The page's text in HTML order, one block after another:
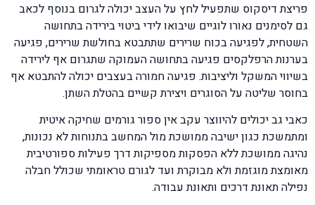
פריצת דיסקוס שתפעיל לחץ על העצב יכולה לגרום בנוסף לכאב
גם לסימנים נאורו לוגיים שיבואו לידי ביטוי בירידה בתחושה
השטחית, לפגיעה בכוח שרירים שתתבטא בחולשת שרירים, פגיעה
בערנות הרפלקסים פגיעה בתחושה העמוקה שתגרום אף לירידה
בשיווי המשקל וליציבות. פגיעה חמורה בעצבים יכולה להתבטא אף
בחוסר שליטה על הסוגרים ויצירת קשיים בהטלת השתן.
כאבי גב יכולים להיווצר עקב אין ספור גורמים שחיקה איטית
ומתמשכת כגון ישיבה ממושכת מול המחשב בתנוחות לא נכונות,
נהיגה ממושכת ללא הפסקות מספיקות דרך פעילות ספורטיבית
מאומצת מוגזמת ולא מבוקרת ועד לגורם טראומתי שכולל חבלה
נפילה תאונת דרכים ותאונת עבודה.